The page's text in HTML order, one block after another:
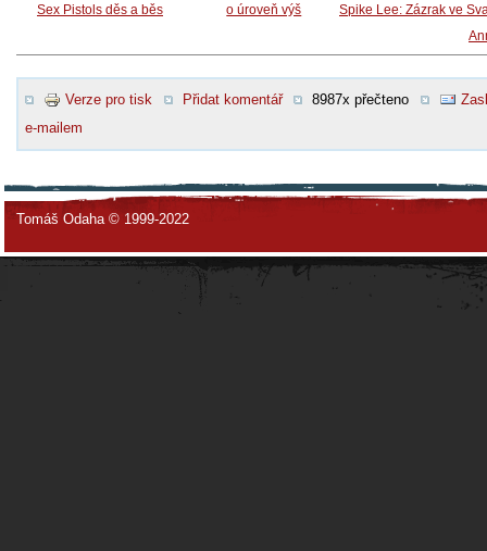
Sex Pistols děs a běs o úroveň výš
Spike Lee: Zázrak ve
Verze pro tisk Přidat komentář 8987x přečteno
e-mailem
Tomáš Odaha © 1999-2022